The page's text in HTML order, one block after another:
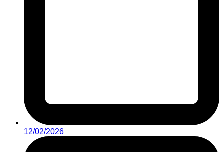
12/02/2026